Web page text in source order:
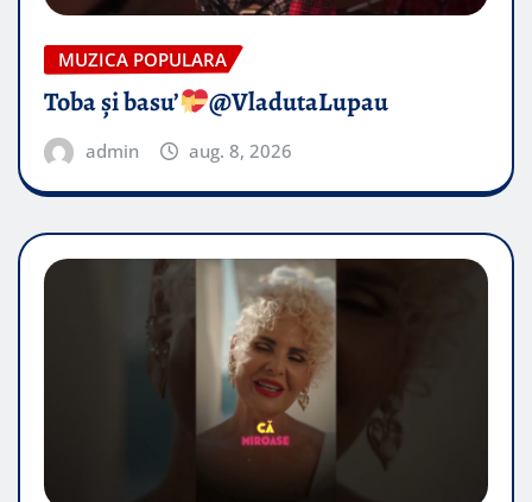
MUZICA POPULARA
Toba și basu’ @VladutaLupau
admin aug. 8, 2026